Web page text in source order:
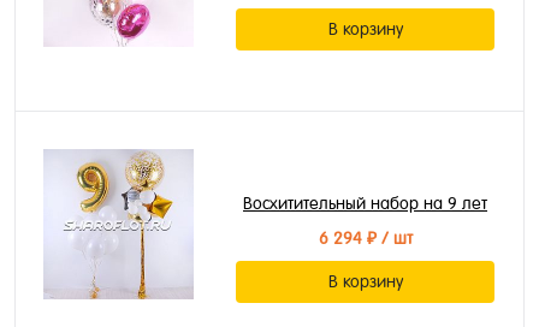
В корзину
Восхитительный набор на 9 лет
6 294 ₽/ шт
В корзину